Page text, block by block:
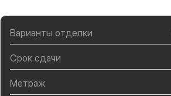
Варианты отделки
Срок сдачи
Метраж